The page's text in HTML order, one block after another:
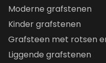
Moderne grafstenen
Kinder grafstenen
Grafsteen met rotsen
Liggende grafstenen